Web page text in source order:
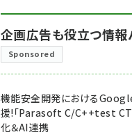
企画広告も役立つ情報
Sponsored
機能安全開発における
援!「Parasoft C/C++test CT
化＆AI連携